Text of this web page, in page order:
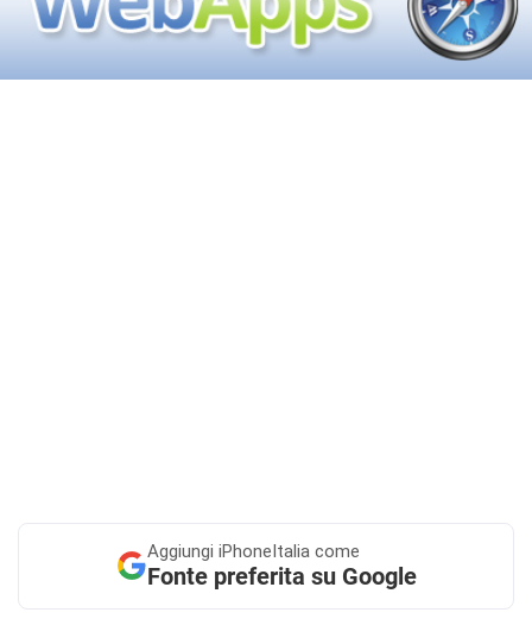
Aggiungi iPhoneItalia come
Fonte preferita su Google